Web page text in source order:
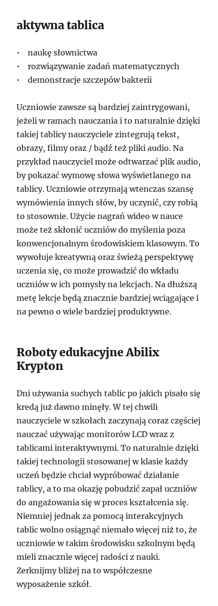
aktywna tablica
• naukę słownictwa
• rozwiązywanie zadań matematycznych
• demonstracje szczepów bakterii
Uczniowie zawsze są bardziej zaintrygowani,
jeżeli w ramach nauczania i to naturalnie dzięki
takiej tablicy nauczyciele zintegrują tekst,
obrazy, filmy oraz / bądź też pliki audio. Na
przykład nauczyciel może odtwarzać plik audio,
by pokazać wymowę słowa wyświetlanego na
tablicy. Uczniowie otrzymają wtenczas szansę
wymówienia innych słów, by uczynić, czy robią
to stosownie. Użycie nagrań wideo w nauce
może też skłonić uczniów do myślenia poza
konwencjonalnym środowiskiem klasowym. To
wywołuje kreatywną oraz świeżą perspektywę
uczenia się, co może prowadzić do wkładu
uczniów w ich pomysły na lekcjach. Na dłuższą
metę lekcje będą znacznie bardziej wciągające i
na pewno o wiele bardziej produktywne.
Roboty edukacyjne Abilix
Krypton
Dni używania suchych tablic po jakich pisało się
kredą już dawno minęły. W tej chwili
nauczyciele w szkołach zaczynają coraz częściej
nauczać używając monitorów LCD wraz z
tablicami interaktywnymi. To naturalnie dzięki
takiej technologii stosowanej w klasie każdy
uczeń będzie chciał wypróbować działanie
tablicy, a to ma okazję pobudzić zapał uczniów
do angażowania się w proces kształcenia się.
Niemniej jednak za pomocą interakcyjnych
tablic wolno osiągnąć niemało więcej niż to, że
uczniowie w takim środowisku szkolnym będą
mieli znacznie więcej radości z nauki.
Zerknijmy bliżej na to współczesne
wyposażenie szkół.